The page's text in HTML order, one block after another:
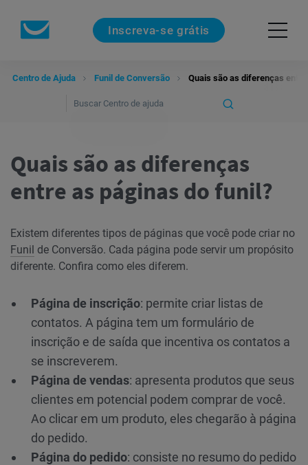
Inscreva-se grátis
Centro de Ajuda Funil de Conversão Quais são as diferenças
Quais são as diferenças
entre as páginas do funil?
Existem diferentes tipos de páginas que você pode criar no
Funil de Conversão. Cada página pode servir um propósito
diferente. Confira como eles diferem.
Página de inscrição: permite criar listas de
contatos. A página tem um formulário de
inscrição e de saída que incentiva os contatos a
se inscreverem.
Página de vendas: apresenta produtos que seus
clientes em potencial podem comprar de você.
Ao clicar em um produto, eles chegarão à página
do pedido.
Página do pedido: consiste no resumo do pedido